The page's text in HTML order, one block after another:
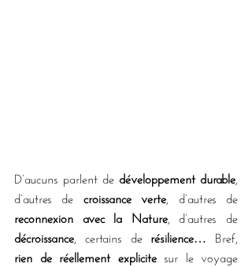
D’aucuns parlent de développement durable,
d’autres de croissance verte
reconnexion avec la Nature
décroissance, certains de résilience
rien de réellement explicite sur le voyage